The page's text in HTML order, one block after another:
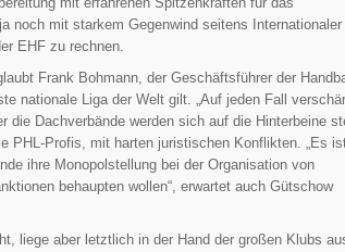
noch mit starkem Gegenwind seitens Internationaler
EHF zu rechnen.
Frank Bohmann, der Geschäftsführer der
nationale Liga der Welt gilt. „Auf jeden Fall
die Dachverbände werden sich auf die Hinterbeine
PHL-Profis, mit harten juristischen Konflikten. „Es
ihre Monopolstellung bei der Organisation von
behaupten wollen“, erwartet auch Gütschow
liege aber letztlich in der Hand der großen Klubs